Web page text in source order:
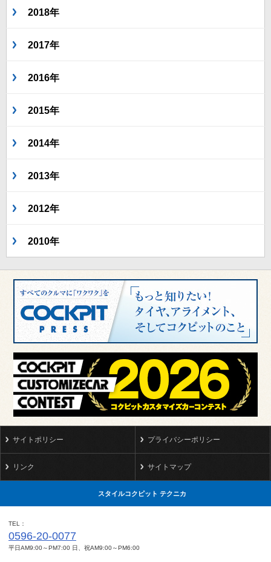
2018年
2017年
2016年
2015年
2014年
2013年
2012年
2010年
サイトポリシー プライバシーポリシー
リンク サイトマップ
スタイルコクピット テクニカ
TEL
0596-20-0077
平日AM9:00～PM7:00 日、祝AM9:00～PM6:00